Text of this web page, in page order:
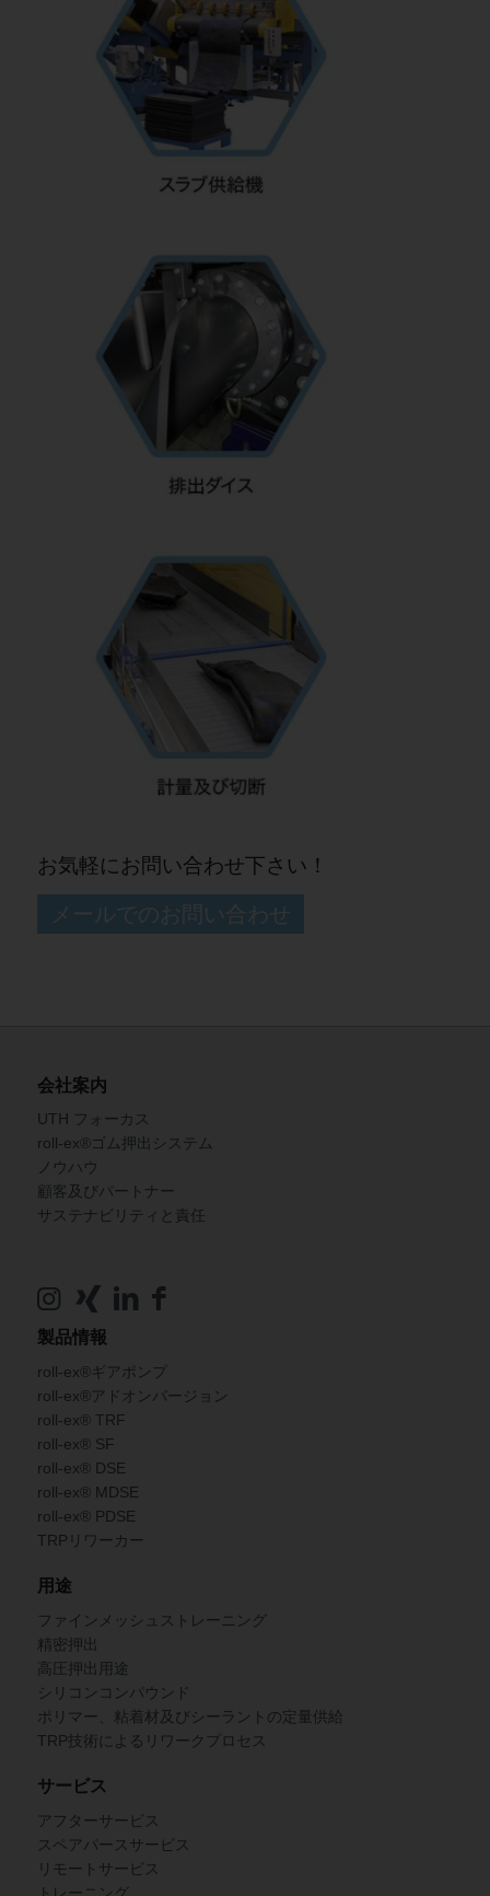
お気軽にお問い合わせ下さい！
メールでのお問い合わせ
会社案内
UTH フォーカス
roll-ex®ゴム押出システム
ノウハウ
顧客及びパートナー
サステナビリティと責任
製品情報
roll-ex®ギアポンプ
roll-ex®アドオンバージョン
roll-ex® TRF
roll-ex® SF
roll-ex® DSE
roll-ex® MDSE
roll-ex® PDSE
TRPリワーカー
用途
ファインメッシュストレーニング
精密押出
高圧押出用途
シリコンコンパウンド
ポリマー、粘着材及びシーラントの定量供給
TRP技術によるリワークプロセス
サービス
アフターサービス
スペアパースサービス
リモートサービス